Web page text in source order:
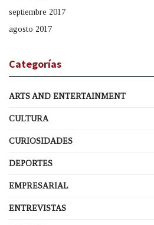
septiembre 2017
agosto 2017
Categorías
ARTS AND ENTERTAINMENT
CULTURA
CURIOSIDADES
DEPORTES
EMPRESARIAL
ENTREVISTAS